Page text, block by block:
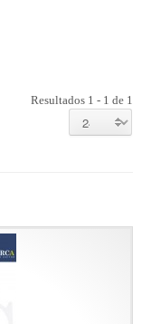
Resultados 1 - 1 de 1